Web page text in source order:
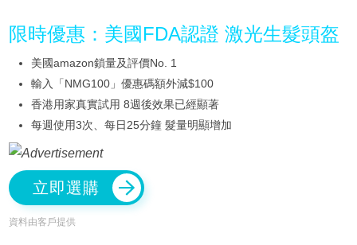
限時優惠：美國FDA認證 激光生髮頭盔
美國amazon鎖量及評價No. 1
輸入「NMG100」優惠碼額外減$100
香港用家真實試用 8週後效果已經顯著
每週使用3次、每日25分鐘 髮量明顯增加
立即選購
資料由客戶提供